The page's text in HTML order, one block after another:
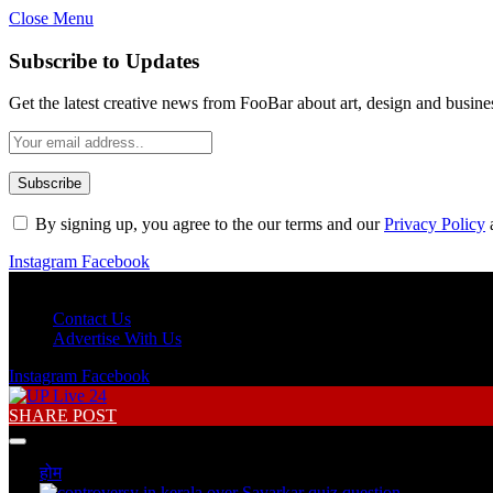
Close Menu
Subscribe to Updates
Get the latest creative news from FooBar about art, design and
By signing up, you agree to the our terms and ourPrivacy Policy
Instagram Facebook
Contact Us
Advertise With Us
Instagram Facebook
SHARE POST
होम